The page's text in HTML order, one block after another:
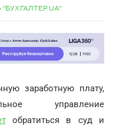
"БУХГАЛТЕР.UA"
заработную плату,
управление
обратиться в суд и